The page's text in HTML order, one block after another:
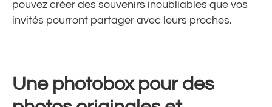
pouvez créer des souvenirs inoubliables que vos
invités pourront partager avec leurs proches.
Une photobox pour des